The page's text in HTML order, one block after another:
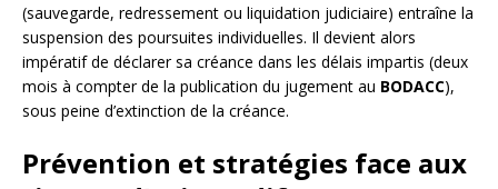
(sauvegarde, redressement ou liquidation judiciaire) entraîne la
suspension des poursuites individuelles. Il devient alors
impératif de déclarer sa créance dans les délais impartis (deux
mois à compter de la publication du jugement au BODACC),
sous peine d’extinction de la créance.
Prévention et stratégies face aux